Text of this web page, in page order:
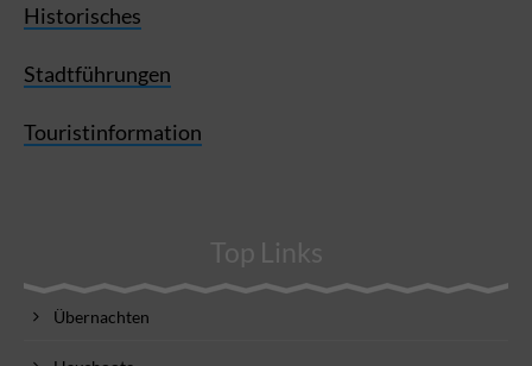
Historisches
Stadtführungen
Touristinformation
Top Links
Übernachten